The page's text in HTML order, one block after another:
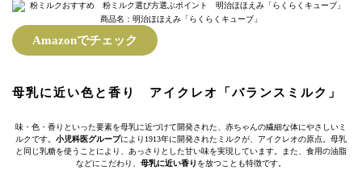
商品名：明治ほほえみ「らくらくキューブ」
Amazonでチェック
母乳に近い色と香り アイクレオ「バランスミルク」
味・色・香りといった要素を母乳に近づけて開発された、赤ちゃんの繊細な体にやさしいミ
ルクです。 小児科医グループにより1913年に開発されたミルクが、アイクレオの原点。母乳
と同じ乳糖を使うことにより、あっさりとした甘い味を実現しています。また、食用の油脂
などにこだわり、 母乳に近い香り を放つことも特徴です。